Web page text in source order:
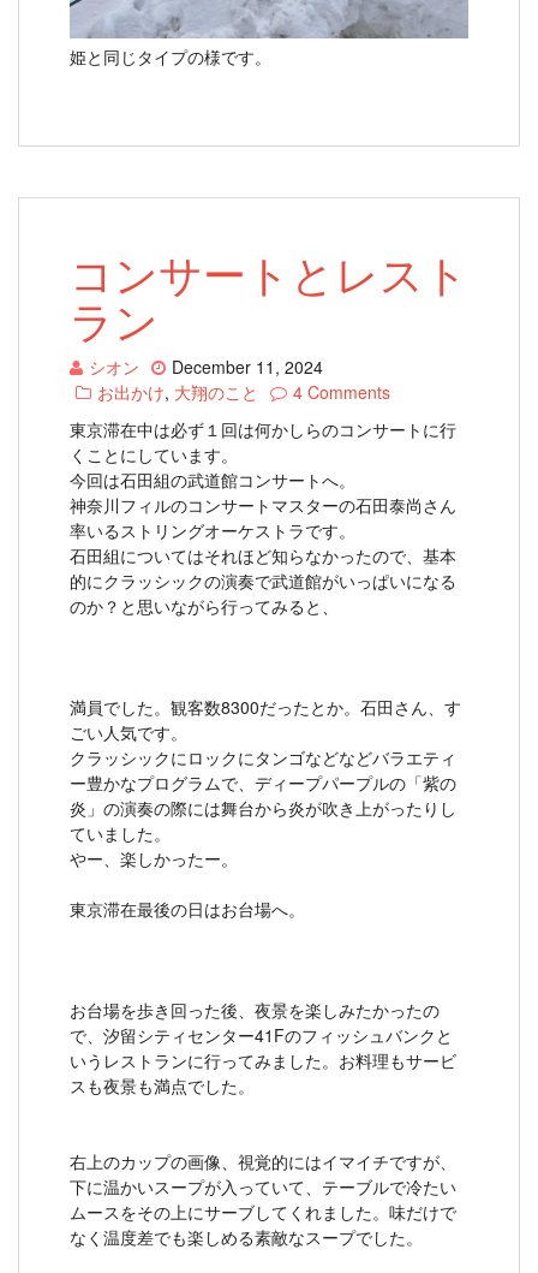
姫と同じタイプの様です。
コンサートとレスト
ラン
シオン
December 11, 2024
お出かけ, 大翔のこと
4 Comments
東京滞在中は必ず１回は何かしらのコンサートに行
くことにしています。
今回は石田組の武道館コンサートへ。
神奈川フィルのコンサートマスターの石田泰尚さん
率いるストリングオーケストラです。
石田組についてはそれほど知らなかったので、基本
的にクラッシックの演奏で武道館がいっぱいになる
のか？と思いながら行ってみると、
満員でした。観客数8300だったとか。石田さん、す
ごい人気です。
クラッシックにロックにタンゴなどなどバラエティ
ー豊かなプログラムで、ディープパープルの「紫の
炎」の演奏の際には舞台から炎が吹き上がったりし
ていました。
やー、楽しかったー。
東京滞在最後の日はお台場へ。
お台場を歩き回った後、夜景を楽しみたかったの
で、汐留シティセンター41Fのフィッシュバンクと
いうレストランに行ってみました。お料理もサービ
スも夜景も満点でした。
右上のカップの画像、視覚的にはイマイチですが、
下に温かいスープが入っていて、テーブルで冷たい
ムースをその上にサーブしてくれました。味だけで
なく温度差でも楽しめる素敵なスープでした。